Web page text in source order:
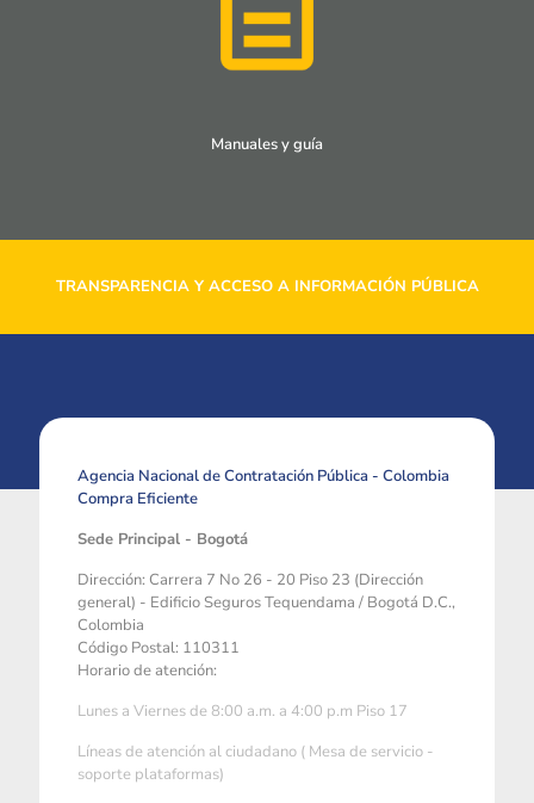
Manuales y guía
TRANSPARENCIA Y ACCESO A INFORMACIÓN PÚBLICA
Agencia Nacional de Contratación Pública - Colombia
Compra Eficiente
Sede Principal - Bogotá
Dirección: Carrera 7 No 26 - 20 Piso 23 (Dirección
general) - Edificio Seguros Tequendama / Bogotá D.C.,
Colombia
Código Postal: 110311
Horario de atención:
Lunes a Viernes de 8:00 a.m. a 4:00 p.m Piso 17
Líneas de atención al ciudadano ( Mesa de servicio -
soporte plataformas)